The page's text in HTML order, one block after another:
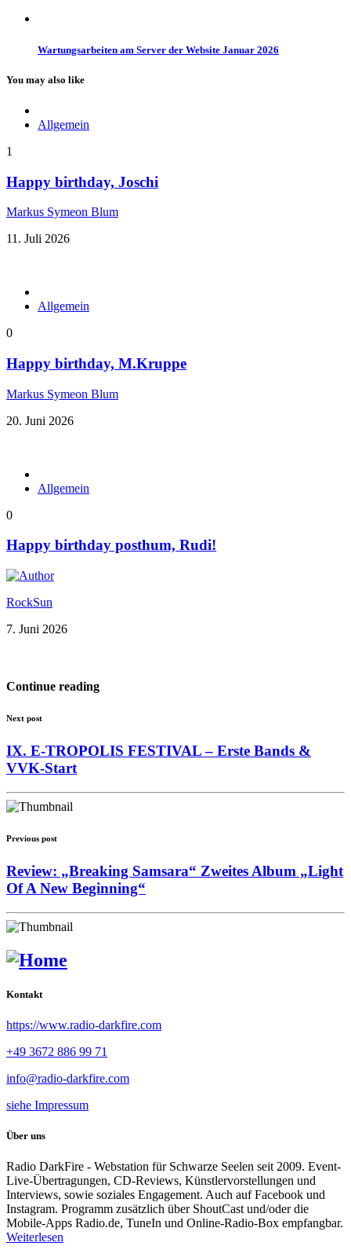
Wartungsarbeiten am Server der Website Januar 2026
You may also like
Allgemein
1
Happy birthday, Joschi
Markus Symeon Blum
11. Juli 2026
Allgemein
0
Happy birthday, M.Kruppe
Markus Symeon Blum
20. Juni 2026
Allgemein
0
Happy birthday posthum, Rudi!
RockSun
7. Juni 2026
Continue reading
Next post
IX. E-TROPOLIS FESTIVAL – Erste Bands &
VVK-Start
Previous post
Review: „Breaking Samsara“ Zweites Album „Light
Of A New Beginning“
Kontakt
https://www.radio-darkfire.com
+49 3672 886 99 71
info@radio-darkfire.com
siehe Impressum
Über uns
Radio DarkFire - Webstation für Schwarze Seelen seit 2009. Event-
Live-Übertragungen, CD-Reviews, Künstlervorstellungen und
Interviews, sowie soziales Engagement. Auch auf Facebook und
Instagram. Programm zusätzlich über ShoutCast und/oder die
Mobile-Apps Radio.de, TuneIn und Online-Radio-Box empfangbar.
Weiterlesen